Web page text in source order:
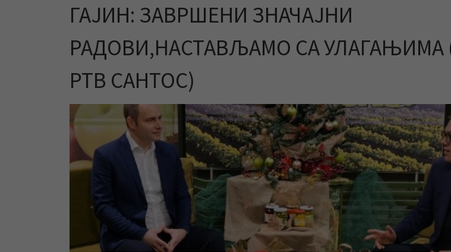
ГАЈИН: ЗАВРШЕНИ ЗНАЧАЈНИ
РАДОВИ,НАСТАВЉАМО СА УЛАГАЊИМА
РТВ САНТОС)